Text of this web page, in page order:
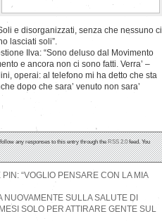
e disorganizzati, senza che nessuno ci
lasciati soli”.
Ilva: “Sono deluso dal Movimento
e ancora non ci sono fatti. Verra’ –
operai: al telefono mi ha detto che sta
dopo che sara’ venuto non sara’
any responses to this entry through theRSS 2.0feed. You
“VOGLIO PENSARE CON LA MIA
SULLA SALUTE DI
SOLO PER ATTIRARE GENTE SUL